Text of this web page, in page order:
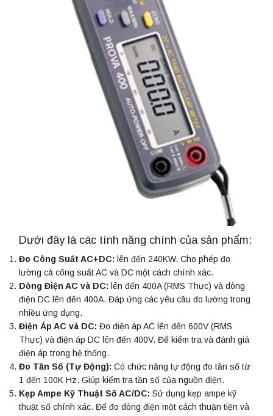
Dưới đây là các tính năng chính của sản phẩm:
Đo Công Suất AC+DC: lên đến 240KW. Cho phép đo
lường cả công suất AC và DC một cách chính xác.
Dòng Điện AC và DC: lên đến 400A (RMS Thực) và dòng
điện DC lên đến 400A. Đáp ứng các yêu cầu đo lường trong
nhiều ứng dụng.
Điện Áp AC và DC: Đo điện áp AC lên đến 600V (RMS
Thực) và điện áp DC lên đến 400V. Để kiểm tra và đánh giá
điện áp trong hệ thống.
Đo Tần Số (Tự Động): Có chức năng tự động đo tần số từ
1 đến 100K Hz. Giúp kiểm tra tần số của nguồn điện.
Kẹp Ampe Kỹ Thuật Số AC/DC: Sử dụng kẹp ampe kỹ
thuật số chính xác. Để đo dòng điện một cách thuận tiện và